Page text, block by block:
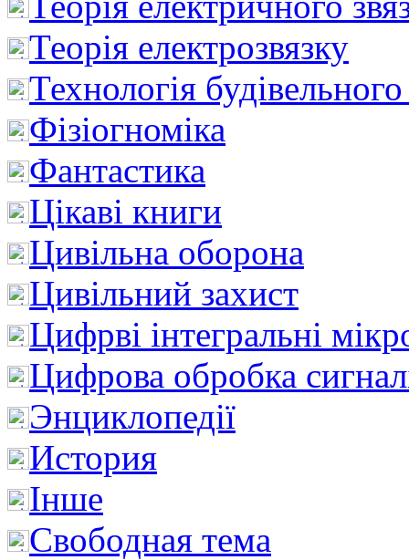
Теорія електрозвязку
Технологія
Фізіогноміка
Фантастика
Цікаві книги
Цивільна оборона
Цивільний захист
Цифрві інтегральні
Цифрова обробка
Энциклопедії
История
Інше
Свободная тема